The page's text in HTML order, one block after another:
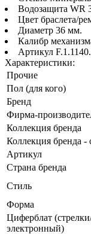
Водозащита WR
Цвет браслета/
Диаметр 36 мм.
Калибр
Артикул
Характеристики:
Прочие
Пол (для кого)
Бренд
Фирма-
Коллекция бренда
Коллекция бренда -
Артикул
Страна бренда
Стиль
Форма
Циферблат
электронный)